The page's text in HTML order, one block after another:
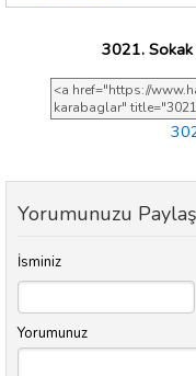
3021. Sokak
Yorumunuzu
İsminiz
Yorumunuz